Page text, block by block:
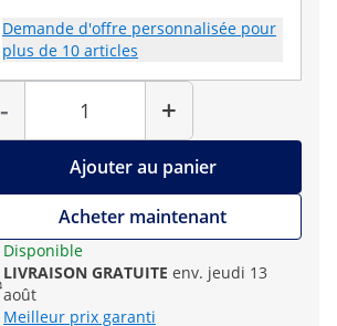
Demande d'offre personnalisée pour
plus de 10 articles
-
Quantité
+
Ajouter au panier
Acheter maintenant
Disponible
LIVRAISON GRATUITE env. jeudi 13
août
Meilleur prix garanti